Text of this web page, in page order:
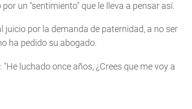
un "sentimiento" que le lleva a pensar así.
juicio por la demanda de paternidad, a no ser
ha pedido su abogado.
luchado once años, ¿Crees que me voy a